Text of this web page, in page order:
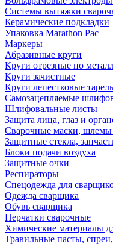
Системы вытяжки
Керамические подкладки
Упаковка Marathon Pac
Маркеры
Абразивные круги
Круги отрезные по
Круги зачистные
Круги лепестковые
Самозацепляемые
Шлифовальные листы
Защита лица, глаз и
Сварочные маски,
Защитные стекла,
Блоки подачи воздуха
Защитные очки
Респираторы
Спецодежда для
Одежда сварщика
Обувь сварщика
Перчатки сварочные
Химические материалы
Травильные пасты,